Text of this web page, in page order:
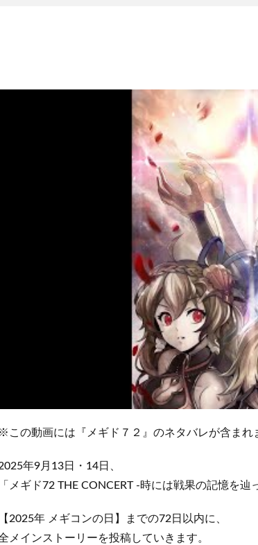
※この動画には『メギド７２』のネタバレが含まれ
年9月13日・14日、
「メギド72 THE CONCERT -時には戦果の記憶を辿
【2025年 メギコンの日】までの72日以内に、
メインストーリーを投稿していきます。